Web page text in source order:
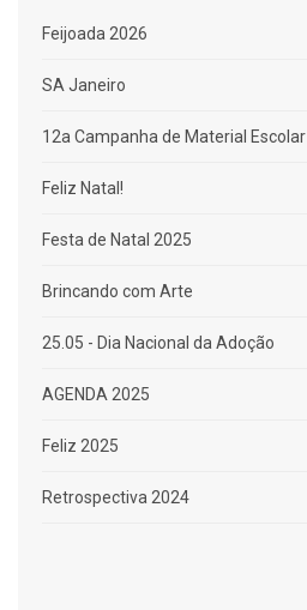
Feijoada 2026
SA Janeiro
12a Campanha de Material Escolar
Feliz Natal!
Festa de Natal 2025
Brincando com Arte
25.05 - Dia Nacional da Adoção
AGENDA 2025
Feliz 2025
Retrospectiva 2024